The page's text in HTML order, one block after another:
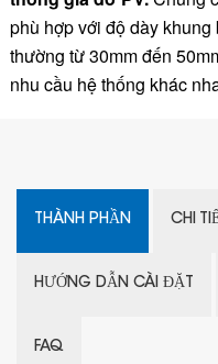
phù hợp với độ dày
thường từ 30mm đến
nhu cầu hệ thống khác
THÀNH PHẦN CHI
HƯỚNG DẪN CÀI ĐẶT
FAQ